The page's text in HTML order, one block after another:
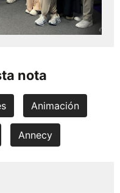
nota
Animación
Annecy